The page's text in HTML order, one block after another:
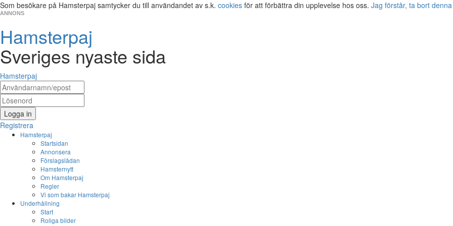
Som besökare på Hamsterpaj samtycker du till användandet av s.k. cookies för att förbättra din upplevelse hos oss. Jag förstår, ta bort
ANNONS
Hamsterpaj
Sveriges nyaste sida
Hamsterpaj
Logga in
Registrera
Hamsterpaj
Startsidan
Annonsera
Förslagslådan
Hamsternytt
Om Hamsterpaj
Regler
Vi som bakar Hamsterpaj
Underhållning
Start
Roliga bilder